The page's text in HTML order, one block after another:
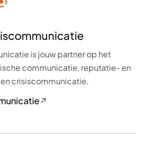
is jouw partner op het
communicatie, reputatie- en
crisiscommunicatie.